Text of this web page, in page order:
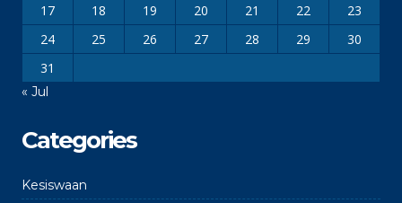
17
18 19 20 21 22
23
24
25 26 27 28 29
30
31
« Jul
Categories
Kesiswaan